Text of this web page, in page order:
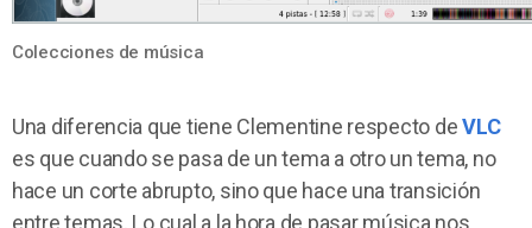
Colecciones de música
Una diferencia que tiene Clementine respecto deVLC
es que cuando se pasa de un tema a otro un tema, no
hace un corte abrupto, sino que hace una transición